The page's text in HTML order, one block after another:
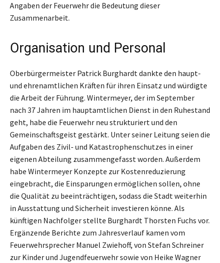
Angaben der Feuerwehr die Bedeutung dieser
Zusammenarbeit.
Organisation und Personal
Oberbürgermeister Patrick Burghardt dankte den haupt-
und ehrenamtlichen Kräften für ihren Einsatz und würdigte
die Arbeit der Führung. Wintermeyer, der im September
nach 37 Jahren im hauptamtlichen Dienst in den Ruhestand
geht, habe die Feuerwehr neu strukturiert und den
Gemeinschaftsgeist gestärkt. Unter seiner Leitung seien die
Aufgaben des Zivil- und Katastrophenschutzes in einer
eigenen Abteilung zusammengefasst worden. Außerdem
habe Wintermeyer Konzepte zur Kostenreduzierung
eingebracht, die Einsparungen ermöglichen sollen, ohne
die Qualität zu beeinträchtigen, sodass die Stadt weiterhin
in Ausstattung und Sicherheit investieren könne. Als
künftigen Nachfolger stellte Burghardt Thorsten Fuchs vor.
Ergänzende Berichte zum Jahresverlauf kamen vom
Feuerwehrsprecher Manuel Zwiehoff, von Stefan Schreiner
zur Kinder und Jugendfeuerwehr sowie von Heike Wagner